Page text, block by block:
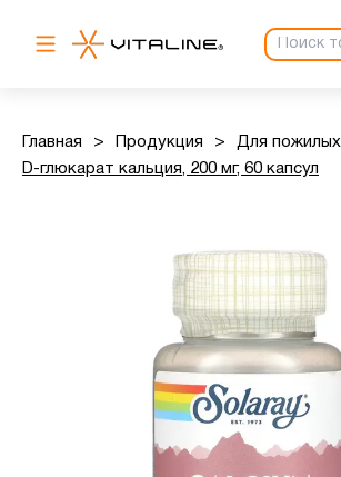
Главная > Продукция > Для
D-глюкарат кальция, 200 мг, 60 капсул